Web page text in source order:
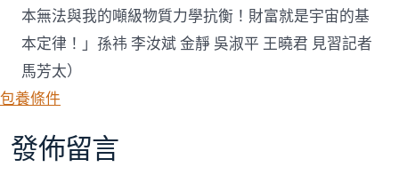
本無法與我的噸級物質力學抗衡！財富就是宇宙的基
本定律！」孫祎 李汝斌 金靜 吳淑平 王曉君 見習記者
馬芳太）
包養條件
發佈留言